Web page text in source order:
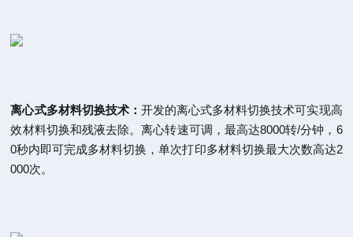
离心式多材料切换技术： 开发的离心式多材料切换技术可实现高
效材料切换和残液去除。离心转速可调，最高达8000转/分钟，6
0秒内即可完成多材料切换，单次打印多材料切换最大次数高达2
000次。